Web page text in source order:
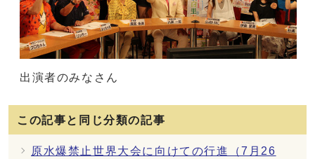
出演者のみなさん
この記事と同じ分類の記事
原水爆禁止世界大会に向けての行進（7月26